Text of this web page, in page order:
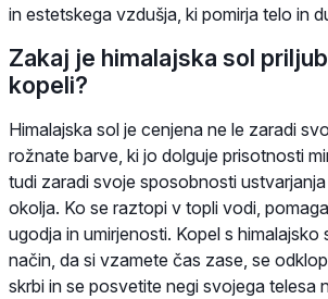
in estetskega vzdušja, ki pomirja telo in
Zakaj je himalajska sol
kopeli?
Himalajska sol je cenjena ne le zaradi
rožnate barve, ki jo dolguje prisotnosti
tudi zaradi svoje sposobnosti
okolja. Ko se raztopi v topli vodi,
ugodja in umirjenosti. Kopel s himalajsko
način, da si vzamete čas zase, se
skrbi in se posvetite negi svojega telesa